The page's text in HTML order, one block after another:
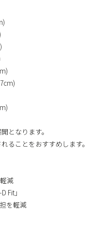
となります。
ることをおすすめします。
減
Fit」
を軽減